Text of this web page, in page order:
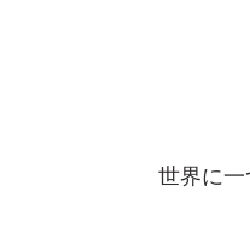
世界に